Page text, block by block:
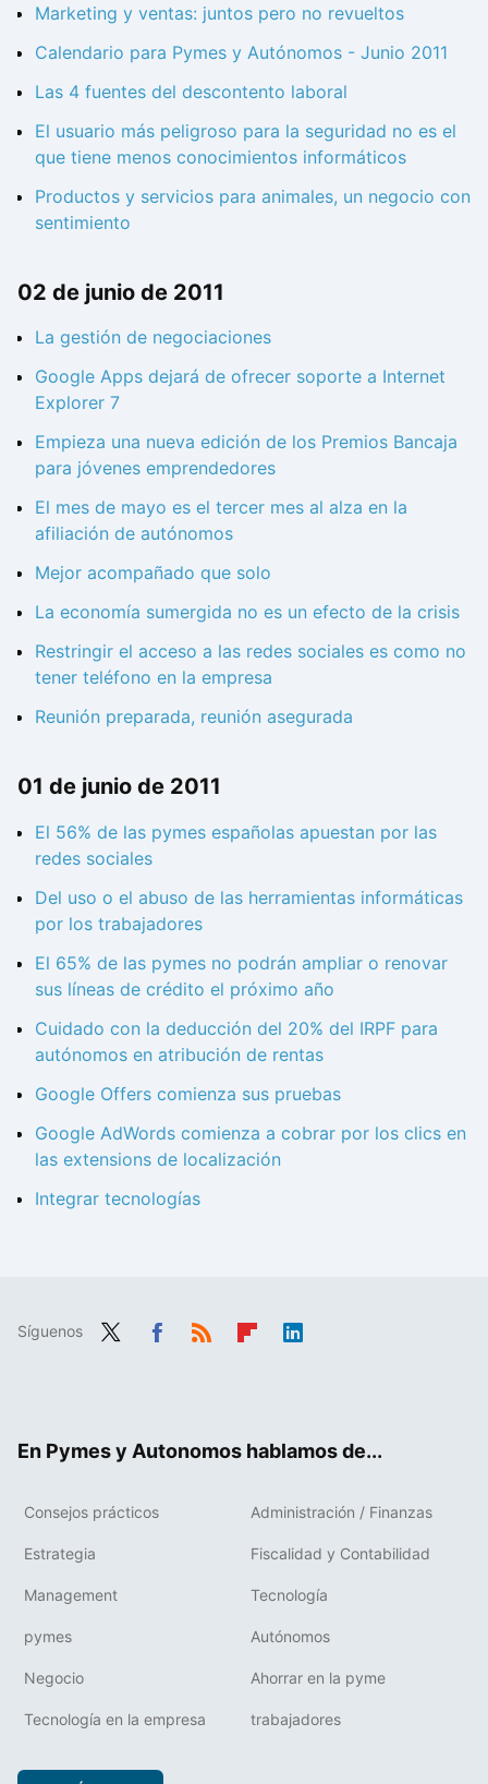
Marketing y ventas: juntos pero no revueltos
Calendario para Pymes y Autónomos - Junio 2011
Las 4 fuentes del descontento laboral
El usuario más peligroso para la seguridad no es el
que tiene menos conocimientos informáticos
Productos y servicios para animales, un negocio con
sentimiento
02 de junio de 2011
La gestión de negociaciones
Google Apps dejará de ofrecer soporte a Internet
Explorer 7
Empieza una nueva edición de los Premios Bancaja
para jóvenes emprendedores
El mes de mayo es el tercer mes al alza en la
afiliación de autónomos
Mejor acompañado que solo
La economía sumergida no es un efecto de la crisis
Restringir el acceso a las redes sociales es como no
tener teléfono en la empresa
Reunión preparada, reunión asegurada
01 de junio de 2011
El 56% de las pymes españolas apuestan por las
redes sociales
Del uso o el abuso de las herramientas informáticas
por los trabajadores
El 65% de las pymes no podrán ampliar o renovar
sus líneas de crédito el próximo año
Cuidado con la deducción del 20% del IRPF para
autónomos en atribución de rentas
Google Offers comienza sus pruebas
Google AdWords comienza a cobrar por los clics en
las extensions de localización
Integrar tecnologías
Síguenos
En Pymes y Autonomos hablamos de...
Consejos prácticos Administración / Finanzas
Estrategia Fiscalidad y Contabilidad
Management Tecnología
pymes Autónomos
Negocio Ahorrar en la pyme
Tecnología en la empresa trabajadores